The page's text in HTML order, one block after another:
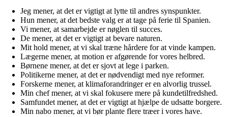
Jeg mener, at det er vigtigt at lytte til andres synspunkter.
Hun mener, at det bedste valg er at tage på ferie til Spanien.
Vi mener, at samarbejde er nøglen til succes.
De mener, at det er vigtigt at bevare naturen.
Mit hold mener, at vi skal træne hårdere for at vinde kampen.
Lægerne mener, at motion er afgørende for vores helbred.
Børnene mener, at det er sjovt at lege i parken.
Politikerne mener, at det er nødvendigt med nye reformer.
Forskerne mener, at klimaforandringer er en alvorlig trussel.
Min chef mener, at vi skal fokusere mere på kundetilfredshed.
Samfundet mener, at det er vigtigt at hjælpe de udsatte borgere.
Min nabo mener, at vi bør plante flere træer i vores have.